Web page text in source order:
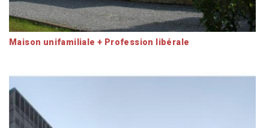
Maison unifamiliale + Profession libérale